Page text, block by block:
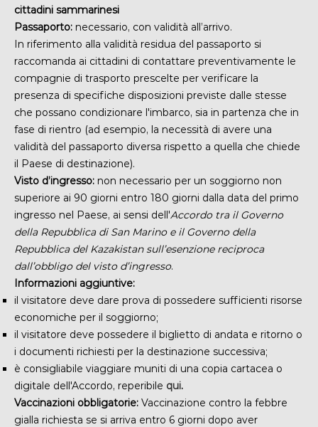
cittadini sammarinesi
Passaporto: necessario, con validità all’arrivo.
In riferimento alla validità residua del passaporto si
raccomanda ai cittadini di contattare preventivamente le
compagnie di trasporto prescelte per verificare la
presenza di specifiche disposizioni previste dalle stesse
che possano condizionare l'imbarco, sia in partenza che in
fase di rientro (ad esempio, la necessità di avere una
validità del passaporto diversa rispetto a quella che chiede
il Paese di destinazione).
Visto d’ingresso: non necessario per un soggiorno non
superiore ai 90 giorni entro 180 giorni dalla data del primo
ingresso nel Paese, ai sensi dell'Accordo tra il Governo
della Repubblica di San Marino e il Governo della
Repubblica del Kazakistan sull’esenzione reciproca
dall’obbligo del visto d’ingresso.
Informazioni aggiuntive:
il visitatore deve dare prova di possedere sufficienti risorse
economiche per il soggiorno;
il visitatore deve possedere il biglietto di andata e ritorno o
i documenti richiesti per la destinazione successiva;
è consigliabile viaggiare muniti di una copia cartacea o
digitale dell'Accordo, reperibile qui.
Vaccinazioni obbligatorie: Vaccinazione contro la febbre
gialla richiesta se si arriva entro 6 giorni dopo aver